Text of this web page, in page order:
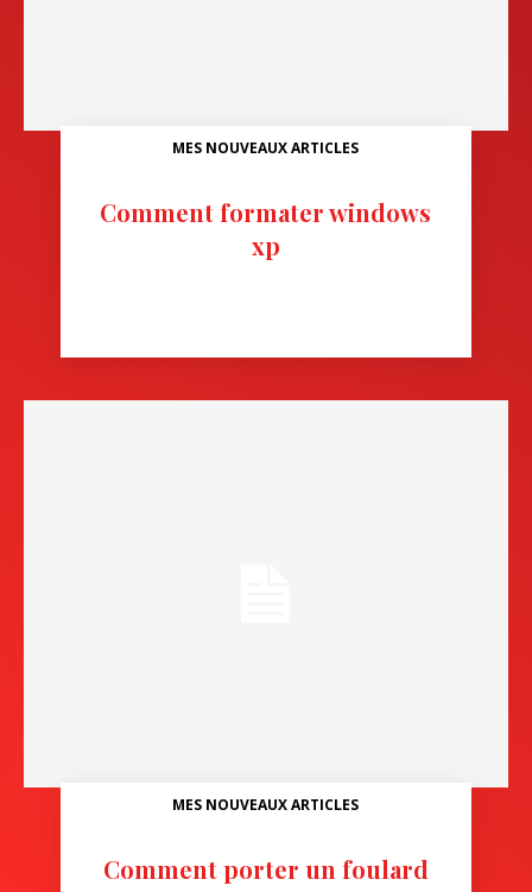
MES NOUVEAUX ARTICLES
Comment formater windows
xp
MES NOUVEAUX ARTICLES
Comment porter un foulard